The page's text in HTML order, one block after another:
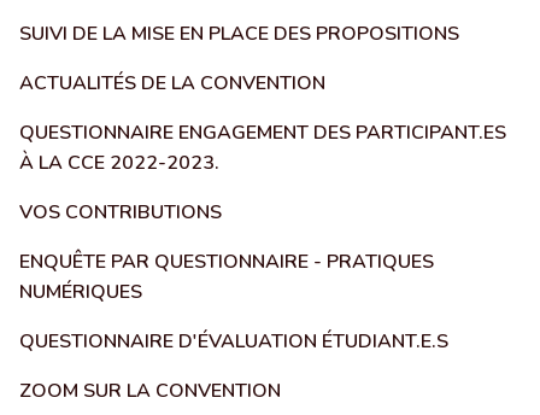
SUIVI DE LA MISE EN PLACE DES PROPOSITIONS
ACTUALITÉS DE LA CONVENTION
QUESTIONNAIRE ENGAGEMENT DES PARTICIPANT.ES
À LA CCE 2022-2023.
VOS CONTRIBUTIONS
ENQUÊTE PAR QUESTIONNAIRE - PRATIQUES
NUMÉRIQUES
QUESTIONNAIRE D'ÉVALUATION ÉTUDIANT.E.S
ZOOM SUR LA CONVENTION